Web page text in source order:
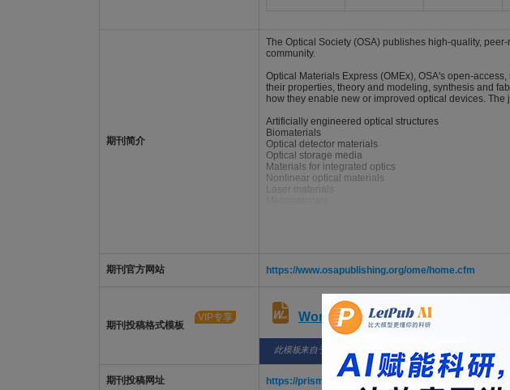
期刊简介
The Optical Society (OSA) publishes high-quality,
community.
Optical Materials Express (OMEx), OSA's open-
their properties, theory and modeling, synthesis and
how they enable new or improved optical devices.
Artificially engineered optical structures
Biomaterials
Optical detector materials
Optical storage media
Materials for integrated optics
Nonlinear optical materials
Laser materials
Hybrid technologies
Optical Materials Express considers original research
publishes occasional short, timely opinion articles
interest.
期刊官方网站 https://www.osapublishing.org/ome/home.cfm
期刊投稿格式模板
VIP专享 Word版格式模板
此模板来自于期刊/出版社官网。 开通VIP 可免费下载，并享
期刊投稿网址 https://prism.osapublishing.org/Account/